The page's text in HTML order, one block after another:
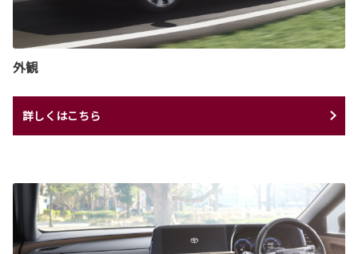
外観
詳しくはこちら